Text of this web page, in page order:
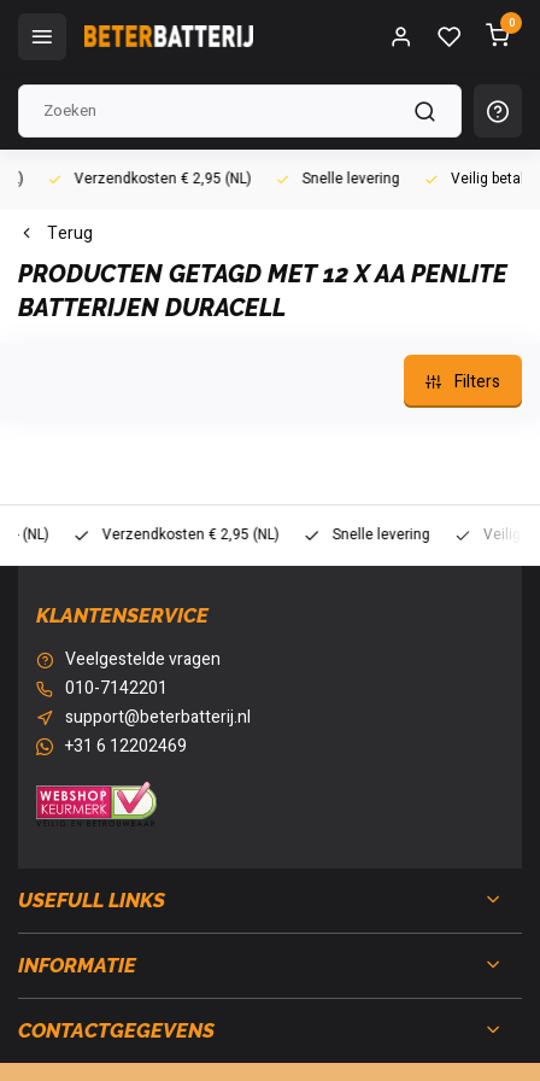
0
Verzendkosten € 2,95 (NL) Snelle levering Veilig betalen
Terug
PRODUCTEN GETAGD MET 12 X AA PENLITE
BATTERIJEN DURACELL
Filters
Verzendkosten € 2,95 (NL) Snelle levering Veilig
KLANTENSERVICE
Veelgestelde vragen
010-7142201
support@beterbatterij.nl
+31 6 12202469
USEFULL LINKS
INFORMATIE
CONTACTGEGEVENS